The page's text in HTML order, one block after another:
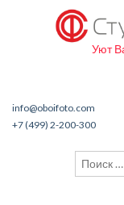
Уют
info@oboifoto.com
+7 (499) 2-200-300